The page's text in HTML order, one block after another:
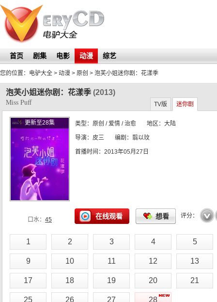
首页 剧集 电影 动漫 综艺
您的位置： 电驴大全 > 动漫 > 原创 > 泡芙小姐迷你剧：花漾季
泡芙小姐迷你剧：花漾季 (2013)
TV版 迷你剧
Miss Puff
更新至28集 类型： 原创 / 爱情 / 治愈 地区： 大陆
导演： 皮三 编剧： 翦以玟
首播时间： 2013年05月27日
口水： 45 在线观看 想看 评分：
☆ ☆ ☆ ☆ ☆
1 2 3 4 5
9 10 11 12 13
17 18 19 20 21
25 26 27 28